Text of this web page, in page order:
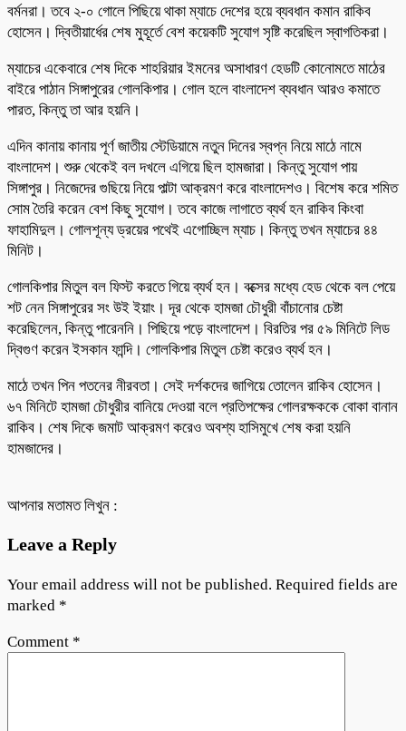
বর্মনরা। তবে ২-০ গোলে পিছিয়ে থাকা ম্যাচে দেশের হয়ে ব্যবধান কমান রাকিব
হোসেন। দ্বিতীয়ার্ধের শেষ মুহূর্তে বেশ কয়েকটি সুযোগ সৃষ্টি করেছিল স্বাগতিকরা।
ম্যাচের একেবারে শেষ দিকে শাহরিয়ার ইমনের অসাধারণ হেডটি কোনোমতে মাঠের
বাইরে পাঠান সিঙ্গাপুরের গোলকিপার। গোল হলে বাংলাদেশ ব্যবধান আরও কমাতে
পারত, কিন্তু তা আর হয়নি।
এদিন কানায় কানায় পূর্ণ জাতীয় স্টেডিয়ামে নতুন দিনের স্বপ্ন নিয়ে মাঠে নামে
বাংলাদেশ। শুরু থেকেই বল দখলে এগিয়ে ছিল হামজারা। কিন্তু সুযোগ পায়
সিঙ্গাপুর। নিজেদের গুছিয়ে নিয়ে পাল্টা আক্রমণ করে বাংলাদেশও। বিশেষ করে শমিত
সোম তৈরি করেন বেশ কিছু সুযোগ। তবে কাজে লাগাতে ব্যর্থ হন রাকিব কিংবা
ফাহামিদুল। গোলশূন্য ড্রয়ের পথেই এগোচ্ছিল ম্যাচ। কিন্তু তখন ম্যাচের ৪৪
মিনিট।
গোলকিপার মিতুল বল ফিস্ট করতে গিয়ে ব্যর্থ হন। বক্সের মধ্যে হেড থেকে বল পেয়ে
শট নেন সিঙ্গাপুরের সং উই ইয়াং। দূর থেকে হামজা চৌধুরী বাঁচানোর চেষ্টা
করেছিলেন, কিন্তু পারেননি। পিছিয়ে পড়ে বাংলাদেশ। বিরতির পর ৫৯ মিনিটে লিড
দ্বিগুণ করেন ইসকান ফান্দি। গোলকিপার মিতুল চেষ্টা করেও ব্যর্থ হন।
মাঠে তখন পিন পতনের নীরবতা। সেই দর্শকদের জাগিয়ে তোলেন রাকিব হোসেন।
৬৭ মিনিটে হামজা চৌধুরীর বানিয়ে দেওয়া বলে প্রতিপক্ষের গোলরক্ষককে বোকা বানান
রাকিব। শেষ দিকে জমাট আক্রমণ করেও অবশ্য হাসিমুখে শেষ করা হয়নি
হামজাদের।
আপনার মতামত লিখুন :
Leave a Reply
Your email address will not be published. Required fields are
marked *
Comment *